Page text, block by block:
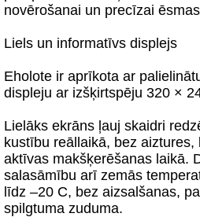
novērošanai un precīzai
Liels un informatīvs displejs
Eholote ir aprīkota ar
displeju ar izšķirtspēju 320 ×
Lielāks ekrāns ļauj skaidri
kustību reāllaikā, bez
aktīvas makšķerēšanas laikā.
salasāmību arī zemās
līdz –20 C, bez aizsalšanas,
spilgtuma zuduma.